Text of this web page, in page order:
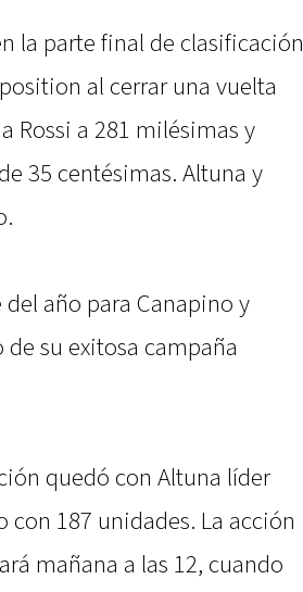
la parte final de clasificación
al cerrar una vuelta
Rossi a 281 milésimas y
35 centésimas. Altuna y
año para Canapino y
su exitosa campaña
quedó con Altuna líder
187 unidades. La acción
mañana a las 12, cuando